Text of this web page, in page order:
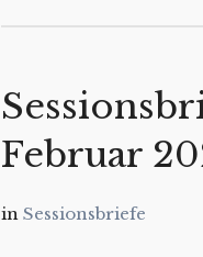
Februar
in Sessionsbriefe